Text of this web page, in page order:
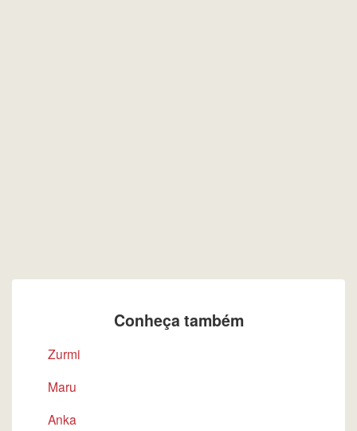
Conheça também
Zurmi
Maru
Anka